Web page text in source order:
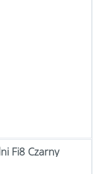
Fi8 Czarny